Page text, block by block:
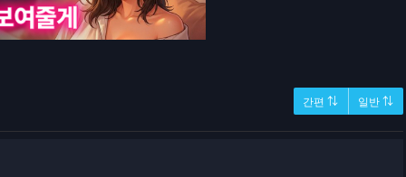
간편 ⇅ 일반 ⇅